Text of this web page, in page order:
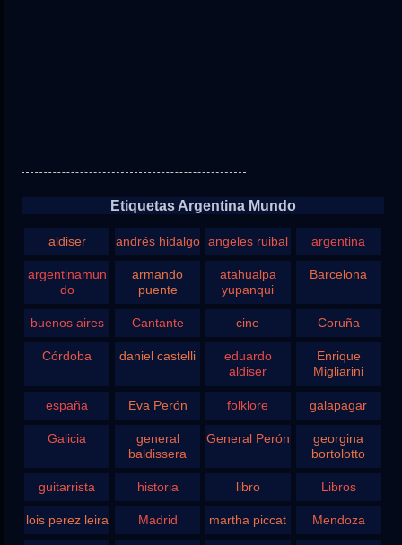
Etiquetas Argentina Mundo
aldiser andrés hidalgo angeles ruibal argentina
argentinamun
do
armando
puente
atahualpa
yupanqui
Barcelona
buenos aires Cantante cine Coruña
Córdoba daniel castelli
eduardo
aldiser
Enrique
Migliarini
españa Eva Perón folklore galapagar
Galicia
general
baldissera
General Perón
georgina
bortolotto
guitarrista historia libro Libros
lois perez leira Madrid martha piccat Mendoza